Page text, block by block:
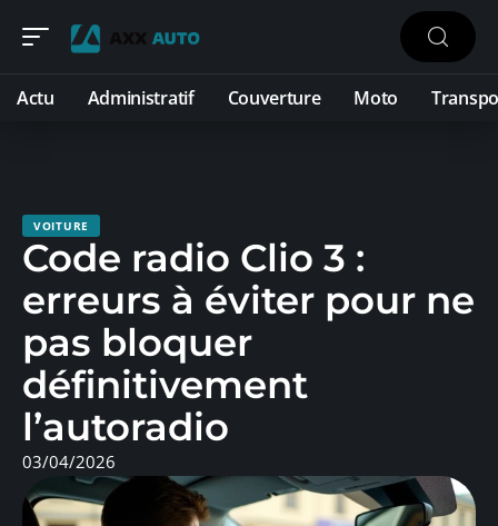
Actu Administratif Couverture Moto
VOITURE
Code radio Clio 3 :
erreurs à éviter pour ne
pas bloquer
définitivement
l’autoradio
03/04/2026